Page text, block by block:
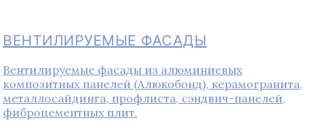
ВЕНТИЛИРУЕМЫЕ ФАСАДЫ
Вентилируемые фасады из алюминиевых
композитных панелей (Алюкобонд), керамогранита,
металлосайдинга, профлиста, сэндвич-панелей,
фиброцементных плит.